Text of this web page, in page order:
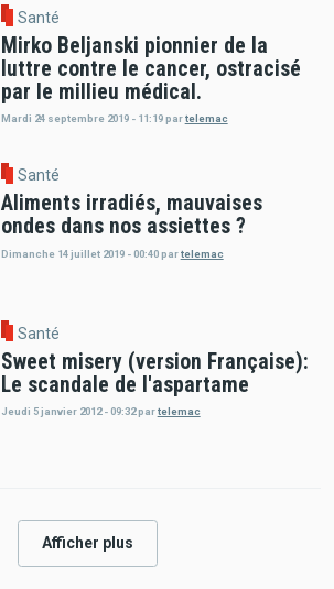
Santé
Mirko Beljanski pionnier de la
luttre contre le cancer, ostracisé
par le millieu médical.
Mardi 24 septembre 2019 - 11:19 partelemac
Santé
Aliments irradiés, mauvaises
ondes dans nos assiettes ?
Dimanche 14 juillet 2019 - 00:40 partelemac
Santé
Sweet misery (version Française):
Le scandale de l'aspartame
Jeudi 5 janvier 2012 - 09:32 partelemac
Afficher plus